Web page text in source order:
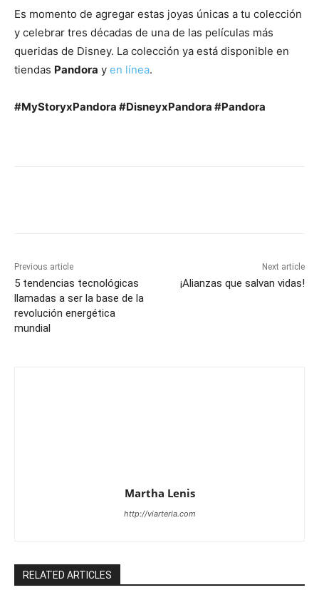
Es momento de agregar estas joyas únicas a tu colección
y celebrar tres décadas de una de las películas más
queridas de Disney. La colección ya está disponible en
tiendas Pandora y en línea.
#MyStoryxPandora #DisneyxPandora #Pandora
Previous article
5 tendencias tecnológicas
llamadas a ser la base de la
revolución energética
mundial
Next article
¡Alianzas que salvan vidas!
Martha Lenis
http://viarteria.com
RELATED ARTICLES